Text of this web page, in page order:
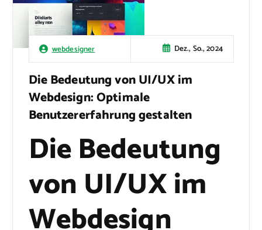
webdesigner Dez., So., 2024
Die Bedeutung von UI/UX im
Webdesign: Optimale
Benutzererfahrung gestalten
Die Bedeutung
von UI/UX im
Webdesign